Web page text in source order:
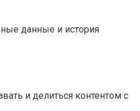
данные и история
и делиться контентом с